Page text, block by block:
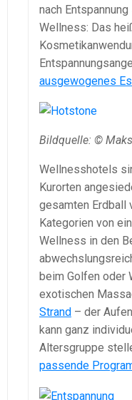
nach
Wellness: Das
ausgewogenes
Bildquelle: ©
Wellnesshotels
Kurorten
gesamten Erdball
Kategorien von
Wellness in den
beim Golfen oder
exotischen
Strand – der
kann ganz
Altersgruppe
passende